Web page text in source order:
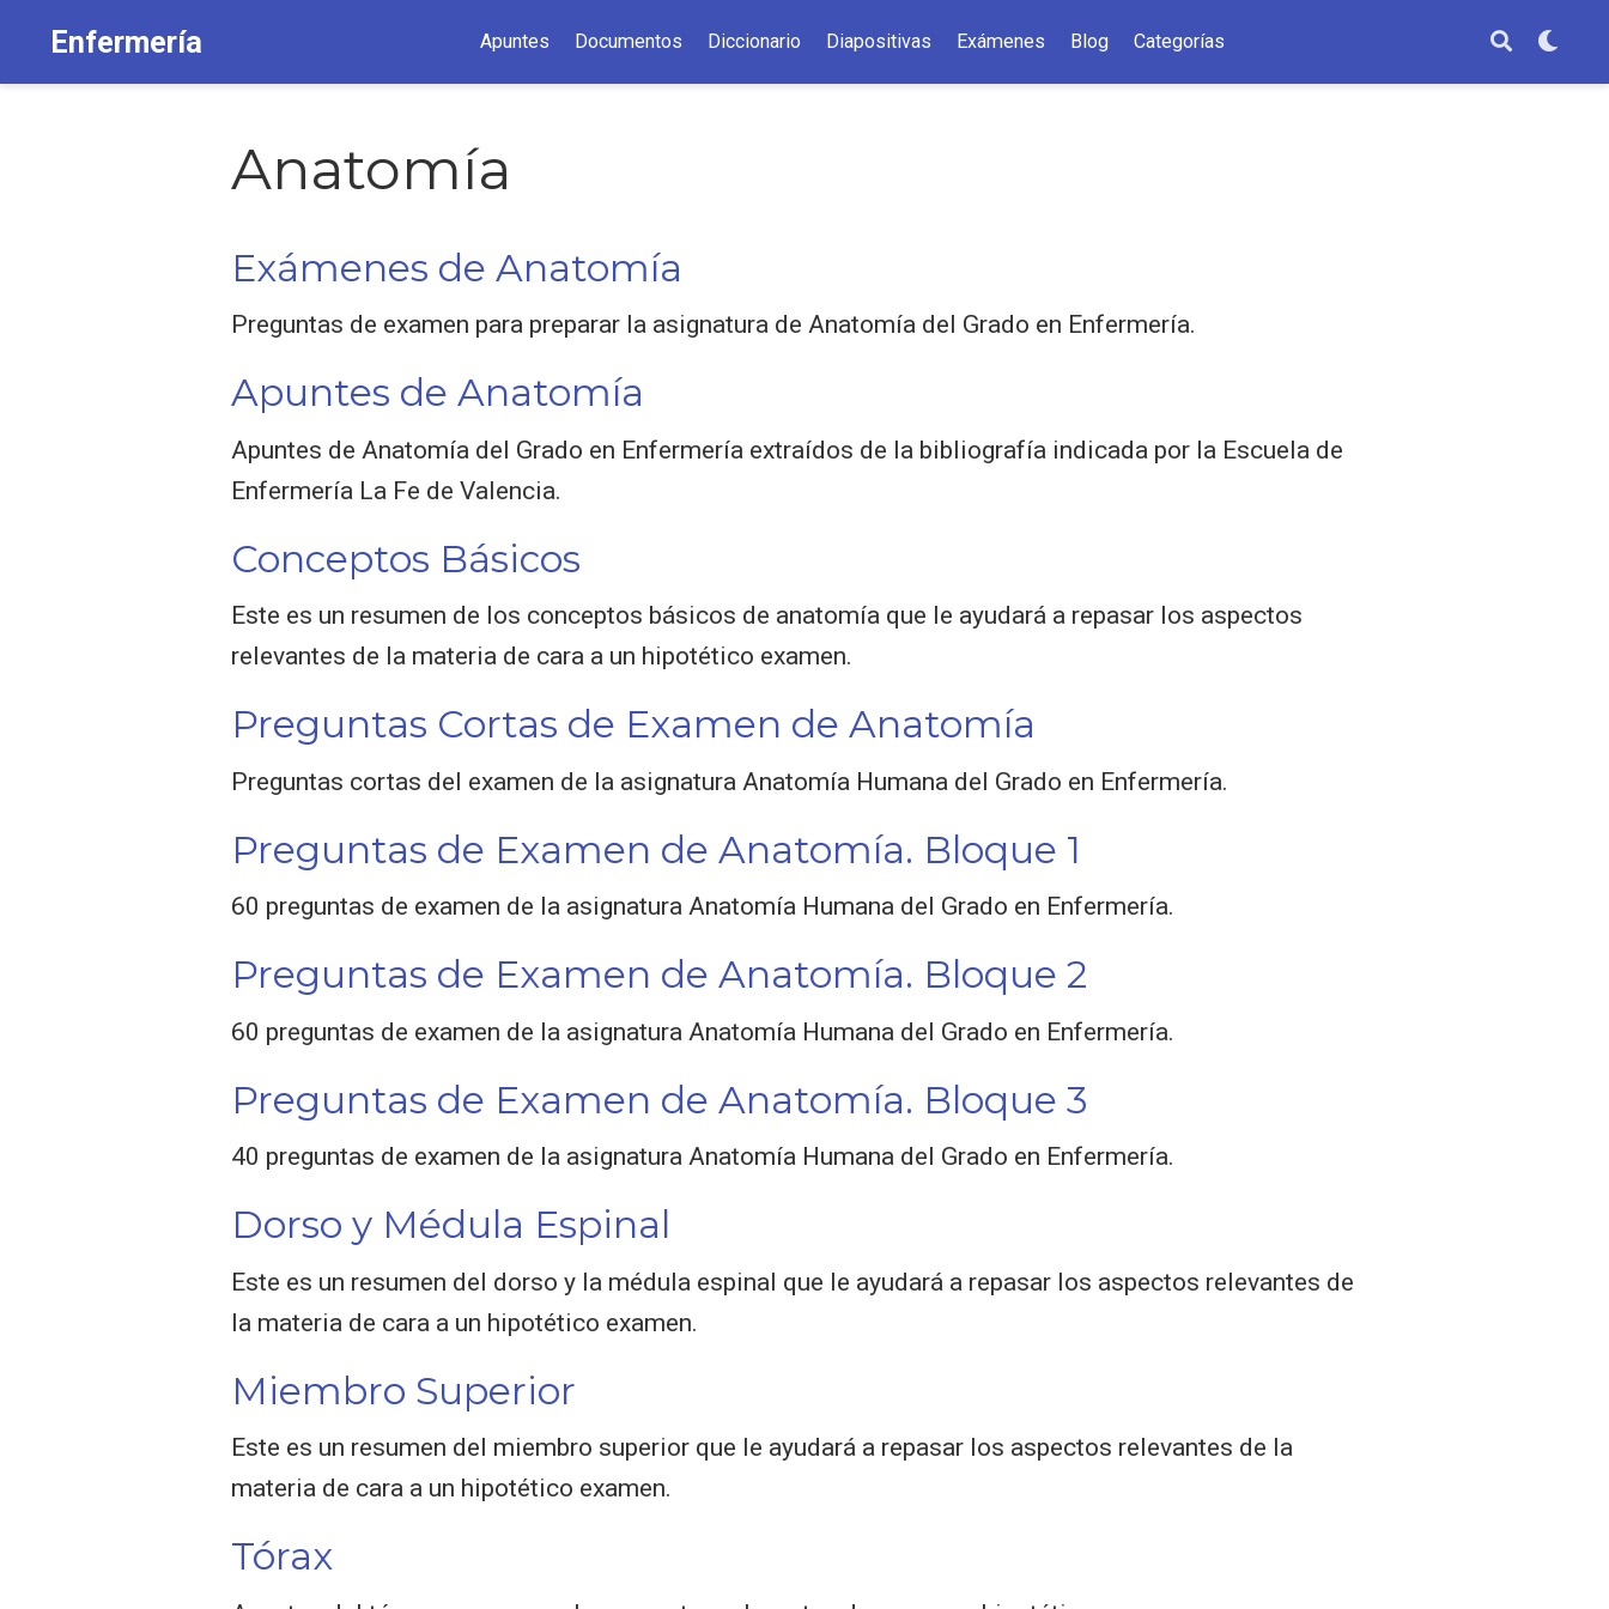
Enfermería Apuntes Documentos Diccionario Diapositivas Exámenes Blog Categorías
Anatomía
Exámenes de Anatomía
Preguntas de examen para preparar la asignatura de Anatomía del Grado en Enfermería.
Apuntes de Anatomía
Apuntes de Anatomía del Grado en Enfermería extraídos de la bibliografía indicada por la Escuela de
Enfermería La Fe de Valencia.
Conceptos Básicos
Este es un resumen de los conceptos básicos de anatomía que le ayudará a repasar los aspectos
relevantes de la materia de cara a un hipotético examen.
Preguntas Cortas de Examen de Anatomía
Preguntas cortas del examen de la asignatura Anatomía Humana del Grado en Enfermería.
Preguntas de Examen de Anatomía. Bloque 1
60 preguntas de examen de la asignatura Anatomía Humana del Grado en Enfermería.
Preguntas de Examen de Anatomía. Bloque 2
60 preguntas de examen de la asignatura Anatomía Humana del Grado en Enfermería.
Preguntas de Examen de Anatomía. Bloque 3
40 preguntas de examen de la asignatura Anatomía Humana del Grado en Enfermería.
Dorso y Médula Espinal
Este es un resumen del dorso y la médula espinal que le ayudará a repasar los aspectos relevantes de
la materia de cara a un hipotético examen.
Miembro Superior
Este es un resumen del miembro superior que le ayudará a repasar los aspectos relevantes de la
materia de cara a un hipotético examen.
Tórax